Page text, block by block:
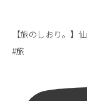
【旅のしおり。】
#旅